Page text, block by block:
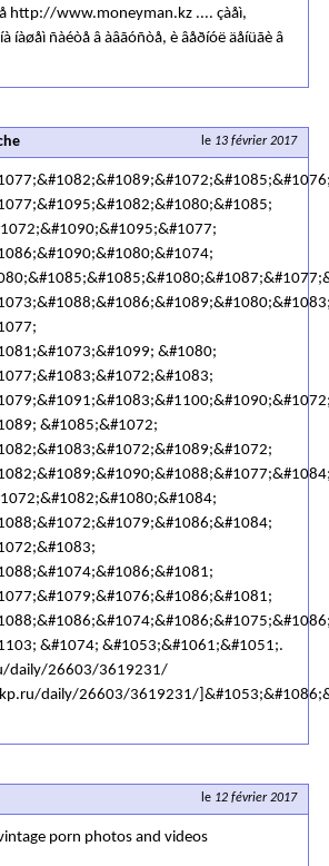
http://www.moneyman.kz .... çàåì,
íàøåì ñàéòå â àâãóñòå, è âåðíóë äåíüãè â
le 13 février 2017
&#1080;
&#1085;&#1072;
&#1074; &#1053;&#1061;&#1051;.
daily/26603/3619231/
daily/26603/3619231/
le 12 février 2017
porn photos and videos